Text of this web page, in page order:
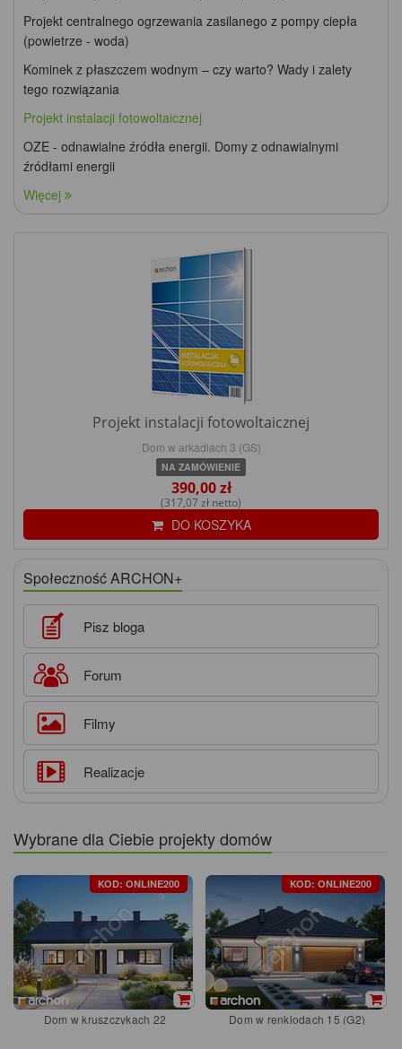
Projekt centralnego ogrzewania zasilanego z pompy ciepła
(powietrze - woda)
Kominek z płaszczem wodnym – czy warto? Wady i zalety
tego rozwiązania
Projekt instalacji fotowoltaicznej
OZE - odnawialne źródła energii. Domy z odnawialnymi
źródłami energii
Więcej
Projekt instalacji fotowoltaicznej
Dom w arkadiach 3 (GS)
NA ZAMÓWIENIE
390,00 zł
(317,07 zł netto)
DO KOSZYKA
Społeczność ARCHON+
Pisz bloga
Forum
Filmy
Realizacje
Wybrane dla Ciebie projekty domów
KOD: ONLINE200
Dom w kruszczykach 22
KOD: ONLINE200
Dom w renklodach 15 (G2)